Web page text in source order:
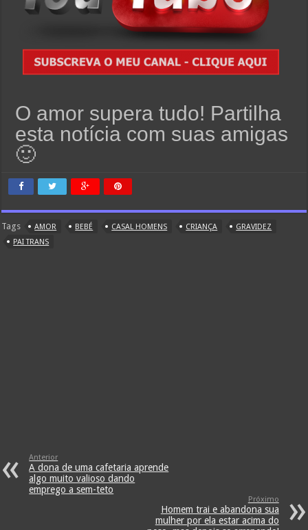
O amor supera tudo! Partilha
esta notícia com suas amigas
🙂
Tags AMOR BEBÉ CASAL HOMENS CRIANÇA
GRAVIDEZ
PAI TRANS
Anterior
A dona de uma cafetaria aprende
algo muito valioso dando
emprego a sem-teto
Próximo
Homem trai e abandona sua
mulher por ela estar acima do